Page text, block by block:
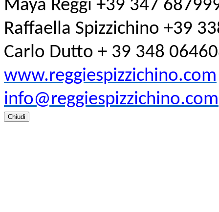
Maya Reggi +39 347
Raffaella Spizzichino +39
Carlo Dutto + 39 348
www.reggiespizzichino.com
info@reggiespizzichino.com
Chiudi